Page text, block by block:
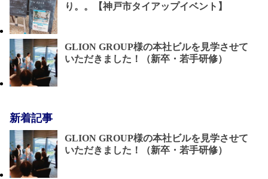
り。。【神戸市タイアップイベント】
GLION GROUP様の本社ビルを見学させて
いただきました！（新卒・若手研修）
新着記事
GLION GROUP様の本社ビルを見学させて
いただきました！（新卒・若手研修）